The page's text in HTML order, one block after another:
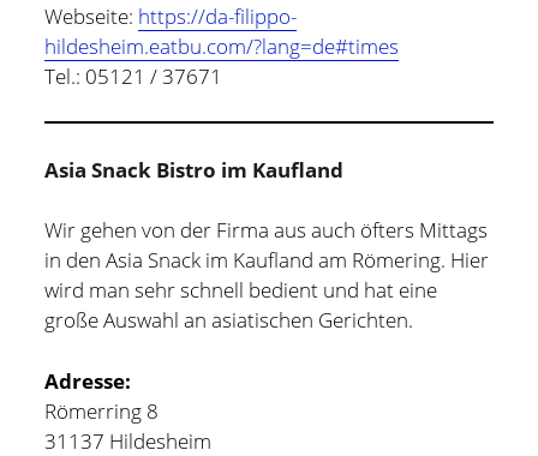
Webseite: https://da-filippo-
hildesheim.eatbu.com/?lang=de#times
Tel.: 05121 / 37671
Asia Snack Bistro im Kaufland
Wir gehen von der Firma aus auch öfters Mittags
in den Asia Snack im Kaufland am Römering. Hier
wird man sehr schnell bedient und hat eine
große Auswahl an asiatischen Gerichten.
Adresse:
Römerring 8
31137 Hildesheim